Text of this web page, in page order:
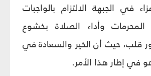
في الجبهة الالتزام بالواجبات
المحرمات وأداء الصلاة بخشوع
حيث أن الخير والسعادة في
هو في إطار هذا الأمر.